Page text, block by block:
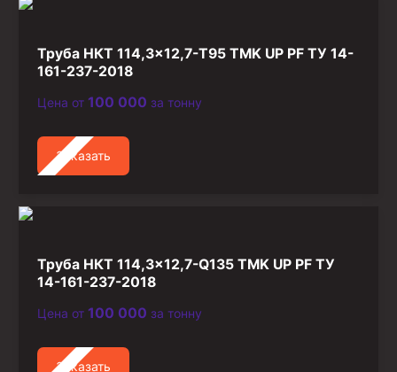
Труба НКТ 114,3×12,7-Т95 TMK UP PF ТУ 14-
161-237-2018
Цена от 100 000 за тонну
Заказать
Труба НКТ 114,3×12,7-Q135 TMK UP PF ТУ
14-161-237-2018
Цена от 100 000 за тонну
Заказать